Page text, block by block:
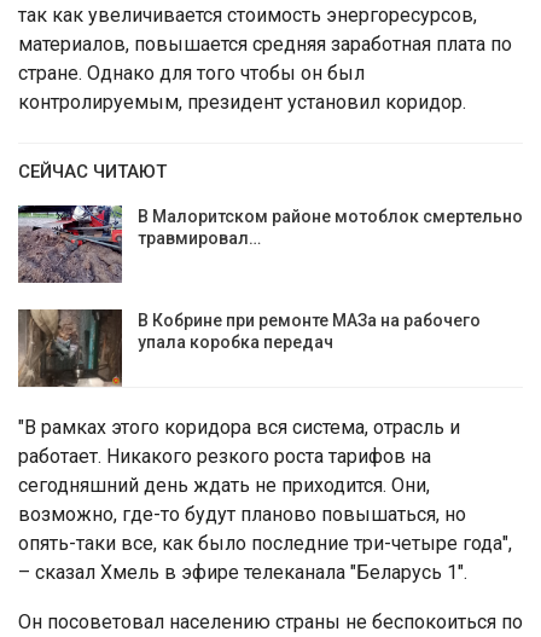
так как увеличивается стоимость энергоресурсов,
материалов, повышается средняя заработная плата по
стране. Однако для того чтобы он был
контролируемым, президент установил коридор.
СЕЙЧАС ЧИТАЮТ
В Малоритском районе мотоблок смертельно
травмировал…
В Кобрине при ремонте МАЗа на рабочего
упала коробка передач
"В рамках этого коридора вся система, отрасль и
работает. Никакого резкого роста тарифов на
сегодняшний день ждать не приходится. Они,
возможно, где-то будут планово повышаться, но
опять-таки все, как было последние три-четыре года",
– сказал Хмель в эфире телеканала "Беларусь 1".
Он посоветовал населению страны не беспокоиться по